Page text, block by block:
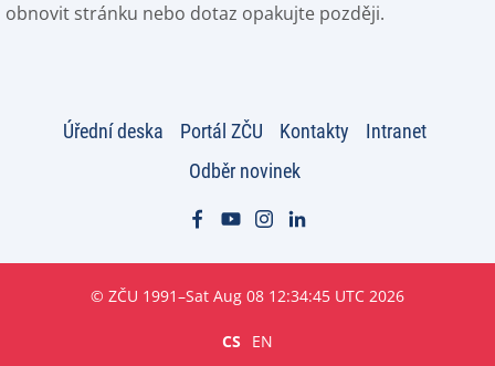
obnovit stránku nebo dotaz opakujte později.
Úřední deska Portál ZČU Kontakty
Intranet
Odběr novinek
© ZČU 1991–Sat Aug 08 12:34:45 UTC 2026
CS EN